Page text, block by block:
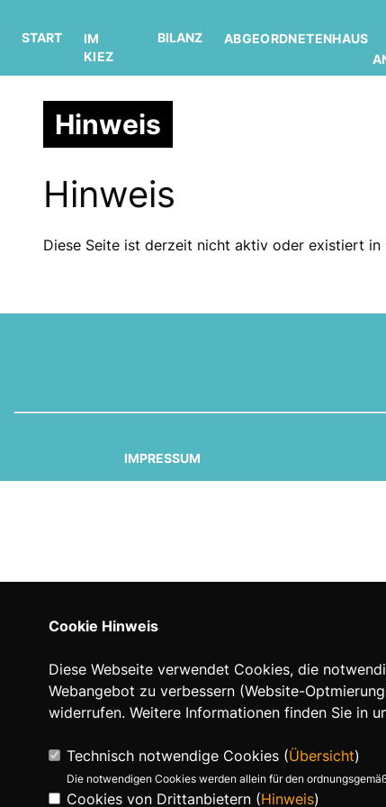
START
IM
KIEZ
BILANZ ABGEORDNETENHAUS
Hinweis
Hinweis
Diese Seite ist derzeit nicht aktiv oder existiert in
IMPRESSUM
Cookie Hinweis
Diese Webseite verwendet Cookies, die
Webangebot zu verbessern (Website-
widerrufen. Weitere Informationen finden Sie in
Technisch notwendige Cookies (Übersicht)
Die notwendigen Cookies werden allein für den
Cookies von Drittanbietern (Hinweis)